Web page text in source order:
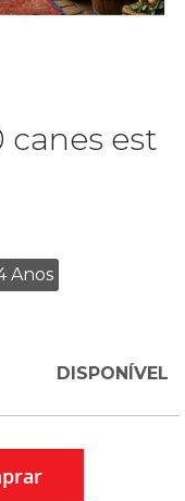
canes est
Anos
DISPONÍVEL